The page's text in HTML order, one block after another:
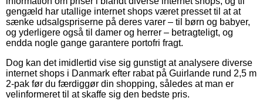
gengæld har utallige internet shops været presset til at at
sænke udsalgspriserne på deres varer – til børn og babyer,
og yderligere også til damer og herrer – betragteligt, og
endda nogle gange garantere portofri fragt.
Dog kan det imidlertid vise sig gunstigt at analysere diverse
internet shops i Danmark efter rabat på Guirlande rund 2,5 m
2-pak før du færdiggør din shopping, således at man er
velinformeret til at skaffe sig den bedste pris.